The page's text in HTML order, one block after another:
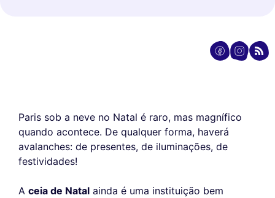
Paris sob a neve no Natal é raro, mas magnífico
quando acontece. De qualquer forma, haverá
avalanches: de presentes, de iluminações, de
festividades!
A ceia de Natal ainda é uma instituição bem